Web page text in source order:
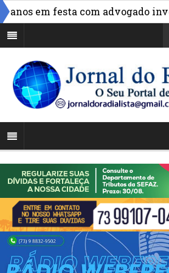
em festa com advogado